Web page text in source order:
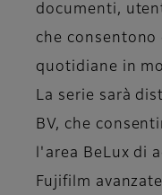
documenti,
che
quotidiane in
La serie sarà
BV, che
l'area BeLux di
Fujifilm